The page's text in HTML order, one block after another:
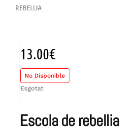
REBELLIA
escola de rebellia
13.00€
No Disponible
Esgotat